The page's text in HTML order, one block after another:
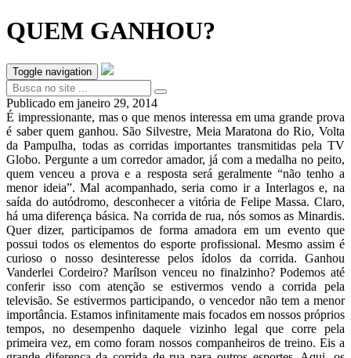
QUEM GANHOU?
Toggle navigation
Publicado em janeiro 29, 2014
É impressionante, mas o que menos interessa em uma grande prova
é saber quem ganhou. São Silvestre, Meia Maratona do Rio, Volta
da Pampulha, todas as corridas importantes transmitidas pela TV
Globo. Pergunte a um corredor amador, já com a medalha no peito,
quem venceu a prova e a resposta será geralmente “não tenho a
menor ideia”. Mal acompanhado, seria como ir a Interlagos e, na
saída do autódromo, desconhecer a vitória de Felipe Massa. Claro,
há uma diferença básica. Na corrida de rua, nós somos as Minardis.
Quer dizer, participamos de forma amadora em um evento que
possui todos os elementos do esporte profissional. Mesmo assim é
curioso o nosso desinteresse pelos ídolos da corrida. Ganhou
Vanderlei Cordeiro? Marílson venceu no finalzinho? Podemos até
conferir isso com atenção se estivermos vendo a corrida pela
televisão. Se estivermos participando, o vencedor não tem a menor
importância. Estamos infinitamente mais focados em nossos próprios
tempos, no desempenho daquele vizinho legal que corre pela
primeira vez, em como foram nossos companheiros de treino. Eis a